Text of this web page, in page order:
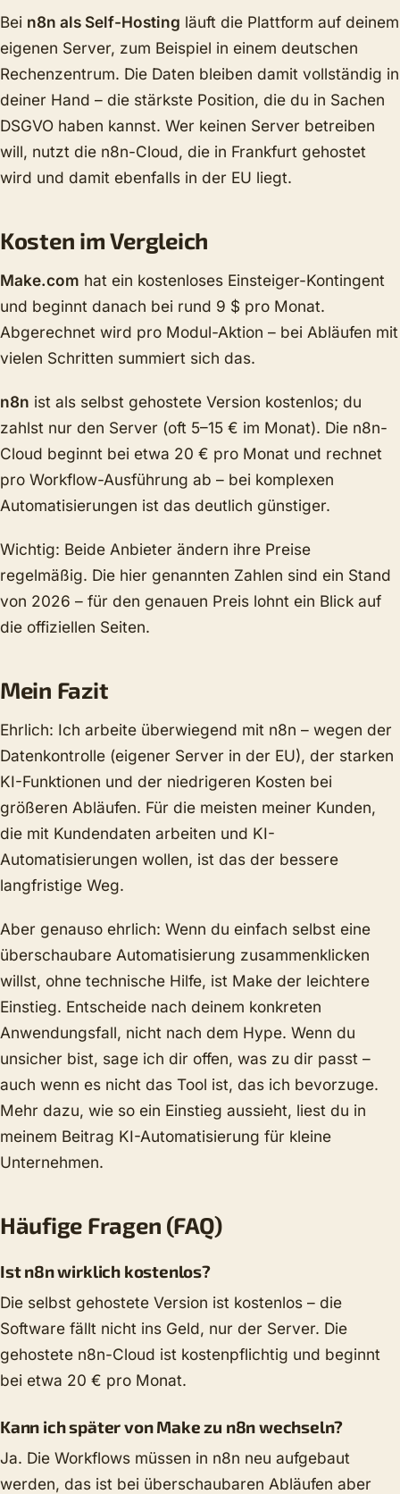
Bei n8n als Self-Hosting läuft die Plattform auf deinem
eigenen Server, zum Beispiel in einem deutschen
Rechenzentrum. Die Daten bleiben damit vollständig in
deiner Hand – die stärkste Position, die du in Sachen
DSGVO haben kannst. Wer keinen Server betreiben
will, nutzt die n8n-Cloud, die in Frankfurt gehostet
wird und damit ebenfalls in der EU liegt.
Kosten im Vergleich
Make.com hat ein kostenloses Einsteiger-Kontingent
und beginnt danach bei rund 9 $ pro Monat.
Abgerechnet wird pro Modul-Aktion – bei Abläufen mit
vielen Schritten summiert sich das.
n8n ist als selbst gehostete Version kostenlos; du
zahlst nur den Server (oft 5–15 € im Monat). Die n8n-
Cloud beginnt bei etwa 20 € pro Monat und rechnet
pro Workflow-Ausführung ab – bei komplexen
Automatisierungen ist das deutlich günstiger.
Wichtig: Beide Anbieter ändern ihre Preise
regelmäßig. Die hier genannten Zahlen sind ein Stand
von 2026 – für den genauen Preis lohnt ein Blick auf
die offiziellen Seiten.
Mein Fazit
Ehrlich: Ich arbeite überwiegend mit n8n – wegen der
Datenkontrolle (eigener Server in der EU), der starken
KI-Funktionen und der niedrigeren Kosten bei
größeren Abläufen. Für die meisten meiner Kunden,
die mit Kundendaten arbeiten und KI-
Automatisierungen wollen, ist das der bessere
langfristige Weg.
Aber genauso ehrlich: Wenn du einfach selbst eine
überschaubare Automatisierung zusammenklicken
willst, ohne technische Hilfe, ist Make der leichtere
Einstieg. Entscheide nach deinem konkreten
Anwendungsfall, nicht nach dem Hype. Wenn du
unsicher bist, sage ich dir offen, was zu dir passt –
auch wenn es nicht das Tool ist, das ich bevorzuge.
Mehr dazu, wie so ein Einstieg aussieht, liest du in
meinem Beitrag KI-Automatisierung für kleine
Unternehmen.
Häufige Fragen (FAQ)
Ist n8n wirklich kostenlos?
Die selbst gehostete Version ist kostenlos – die
Software fällt nicht ins Geld, nur der Server. Die
gehostete n8n-Cloud ist kostenpflichtig und beginnt
bei etwa 20 € pro Monat.
Kann ich später von Make zu n8n wechseln?
Ja. Die Workflows müssen in n8n neu aufgebaut
werden, das ist bei überschaubaren Abläufen aber